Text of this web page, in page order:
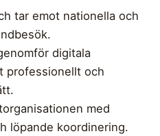
tar emot nationella och
digitala
professionellt och
med
löpande koordinering.